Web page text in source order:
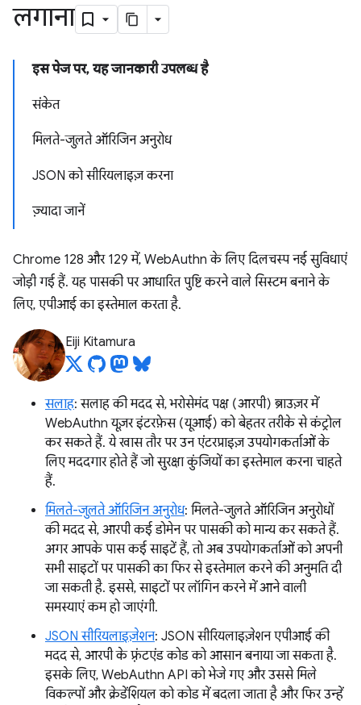
लगाना
इस पेज पर, यह जानकारी उपलब्ध है
संकेत
मिलते-जुलते ऑरिजिन अनुरोध
JSON को सीरियलाइज़ करना
ज़्यादा जानें
Chrome 128 और 129 में, WebAuthn के लिए दिलचस्प नई सुविधाएं
जोड़ी गई हैं. यह पासकी पर आधारित पुष्टि करने वाले सिस्टम बनाने के
लिए, एपीआई का इस्तेमाल करता है.
Eiji Kitamura
सलाह: सलाह की मदद से, भरोसेमंद पक्ष (आरपी) ब्राउज़र में
WebAuthn यूज़र इंटरफ़ेस (यूआई) को बेहतर तरीके से कंट्रोल
कर सकते हैं. ये खास तौर पर उन एंटरप्राइज़ उपयोगकर्ताओं के
लिए मददगार होते हैं जो सुरक्षा कुंजियों का इस्तेमाल करना चाहते
हैं.
मिलते-जुलते ऑरिजिन अनुरोध: मिलते-जुलते ऑरिजिन अनुरोधों
की मदद से, आरपी कई डोमेन पर पासकी को मान्य कर सकते हैं.
अगर आपके पास कई साइटें हैं, तो अब उपयोगकर्ताओं को अपनी
सभी साइटों पर पासकी का फिर से इस्तेमाल करने की अनुमति दी
जा सकती है. इससे, साइटों पर लॉगिन करने में आने वाली
समस्याएं कम हो जाएंगी.
JSON सीरियलाइज़ेशन: JSON सीरियलाइज़ेशन एपीआई की
मदद से, आरपी के फ़्रंटएंड कोड को आसान बनाया जा सकता है.
इसके लिए, WebAuthn API को भेजे गए और उससे मिले
विकल्पों और क्रेडेंशियल को कोड में बदला जाता है और फिर उन्हें